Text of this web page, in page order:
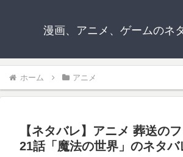
漫画、アニメ、ゲームのネ
ホーム アニメ
【ネタバレ】アニメ 葬送の
21話「魔法の世界」のネタバ